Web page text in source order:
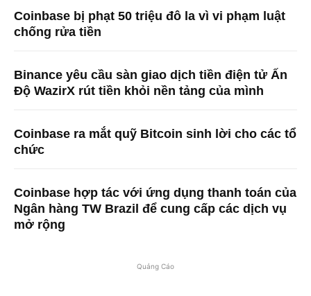
Coinbase bị phạt 50 triệu đô la vì vi phạm luật
chống rửa tiền
Binance yêu cầu sàn giao dịch tiền điện tử Ấn
Độ WazirX rút tiền khỏi nền tảng của mình
Coinbase ra mắt quỹ Bitcoin sinh lời cho các tổ
chức
Coinbase hợp tác với ứng dụng thanh toán của
Ngân hàng TW Brazil để cung cấp các dịch vụ
mở rộng
Quảng Cáo